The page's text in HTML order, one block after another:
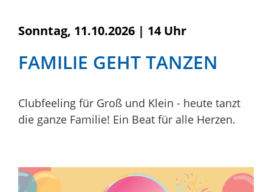
Sonntag, 11.10.2026 | 14 Uhr
FAMILIE GEHT TANZEN
Clubfeeling für Groß und Klein - heute tanzt
die ganze Familie! Ein Beat für alle Herzen.